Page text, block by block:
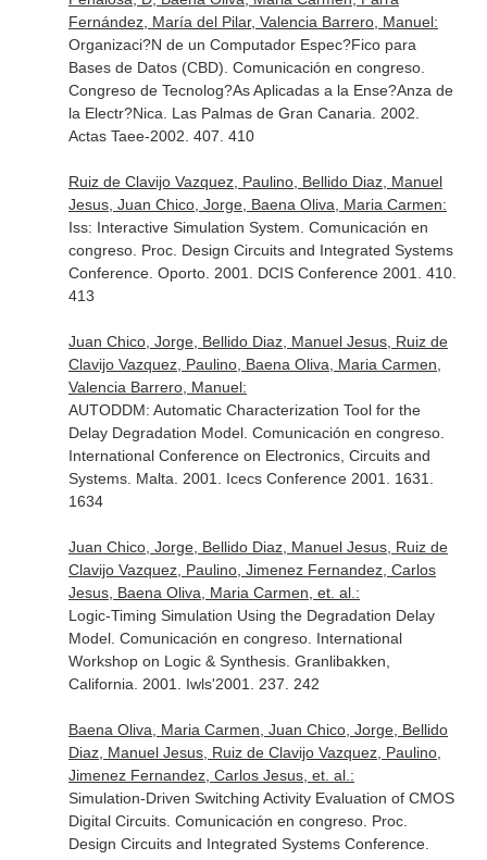
Fernández, María del Pilar, Valencia Barrero, Manuel:
Organizaci?N de un Computador Espec?Fico para
Bases de Datos (CBD). Comunicación en congreso.
Congreso de Tecnolog?As Aplicadas a la Ense?Anza de
la Electr?Nica. Las Palmas de Gran Canaria. 2002.
Actas Taee-2002. 407. 410
Ruiz de Clavijo Vazquez, Paulino, Bellido Diaz, Manuel
Jesus, Juan Chico, Jorge, Baena Oliva, Maria Carmen:
Iss: Interactive Simulation System. Comunicación en
congreso. Proc. Design Circuits and Integrated Systems
Conference. Oporto. 2001. DCIS Conference 2001. 410.
413
Juan Chico, Jorge, Bellido Diaz, Manuel Jesus, Ruiz de
Clavijo Vazquez, Paulino, Baena Oliva, Maria Carmen,
Valencia Barrero, Manuel:
AUTODDM: Automatic Characterization Tool for the
Delay Degradation Model. Comunicación en congreso.
International Conference on Electronics, Circuits and
Systems. Malta. 2001. Icecs Conference 2001. 1631.
1634
Juan Chico, Jorge, Bellido Diaz, Manuel Jesus, Ruiz de
Clavijo Vazquez, Paulino, Jimenez Fernandez, Carlos
Jesus, Baena Oliva, Maria Carmen, et. al.:
Logic-Timing Simulation Using the Degradation Delay
Model. Comunicación en congreso. International
Workshop on Logic & Synthesis. Granlibakken,
California. 2001. Iwls'2001. 237. 242
Baena Oliva, Maria Carmen, Juan Chico, Jorge, Bellido
Diaz, Manuel Jesus, Ruiz de Clavijo Vazquez, Paulino,
Jimenez Fernandez, Carlos Jesus, et. al.:
Simulation-Driven Switching Activity Evaluation of CMOS
Digital Circuits. Comunicación en congreso. Proc.
Design Circuits and Integrated Systems Conference.